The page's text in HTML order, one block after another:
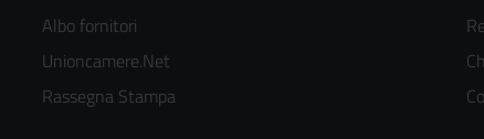
2
Albo fornitori
Unioncamere.Net
Rassegna Stampa